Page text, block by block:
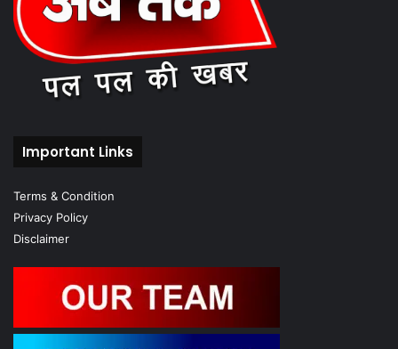
Important Links
Terms & Condition
Privacy Policy
Disclaimer